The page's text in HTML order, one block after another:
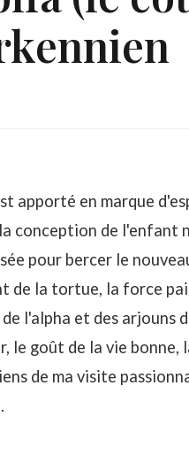
apporté en marque
conception de l'enfant
pour bercer le
de la tortue, la force
l'alpha et des arjouns
le goût de la vie bonne,
de ma visite